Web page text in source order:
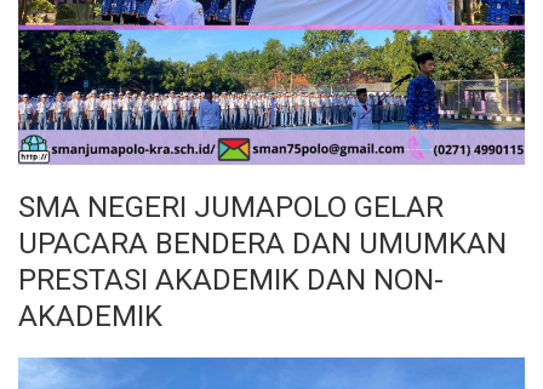
SMA NEGERI JUMAPOLO GELAR
UPACARA BENDERA DAN UMUMKAN
PRESTASI AKADEMIK DAN NON-
AKADEMIK